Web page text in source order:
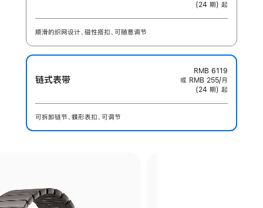
(24 期) 起
顺滑的织网设计、磁性搭扣、可随意调节
链式表带
RMB 6119
或 RMB 255/月
(24 期) 起
可拆卸链节、蝶形表扣、可调节